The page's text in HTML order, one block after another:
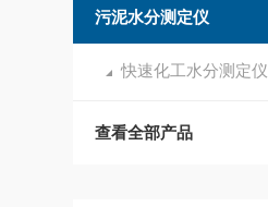
污泥水分测定仪
快速化工水分测定仪
查看全部产品